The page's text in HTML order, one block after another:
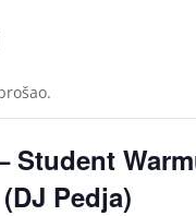
Student
Pedja)